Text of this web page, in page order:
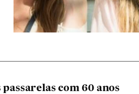
com 60 anos